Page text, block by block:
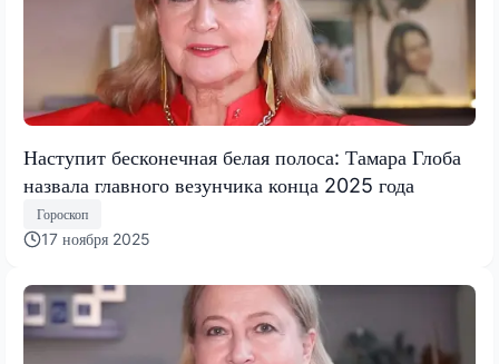
Наступит бесконечная белая полоса: Тамара Глоба
назвала главного везунчика конца 2025 года
Гороскоп
17 ноября 2025